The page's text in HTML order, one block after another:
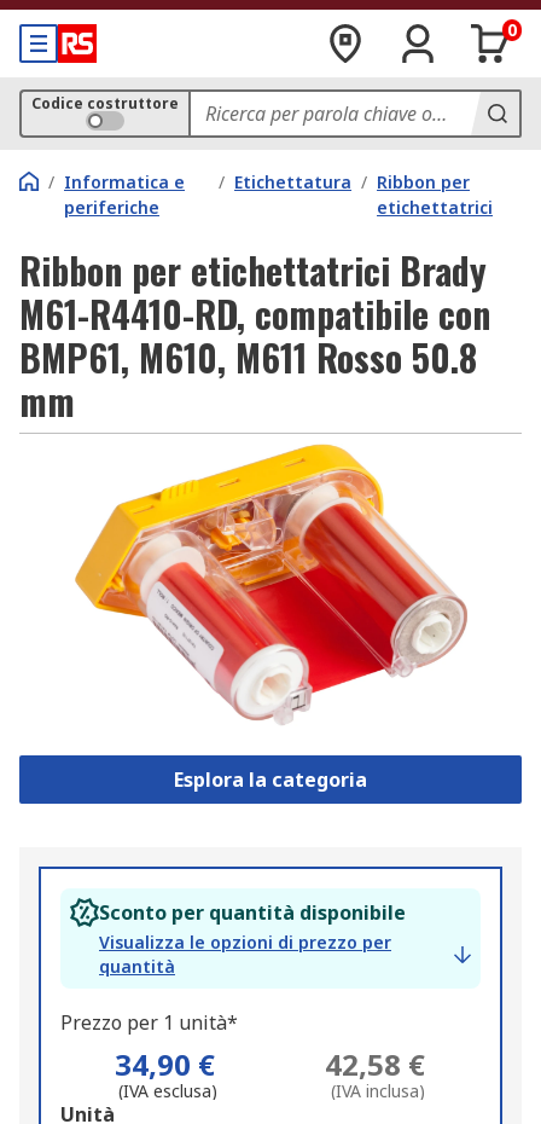
0
Codice costruttore
/ Informatica e
periferiche
/ Etichettatura / Ribbon per
etichettatrici
Ribbon per etichettatrici Brady
M61-R4410-RD, compatibile con
BMP61, M610, M611 Rosso 50.8
mm
Esplora la categoria
Sconto per quantità disponibile
Visualizza le opzioni di prezzo per
quantità
Prezzo per 1 unità*
34,90 €
(IVA esclusa)
42,58 €
(IVA inclusa)
Add
Unità